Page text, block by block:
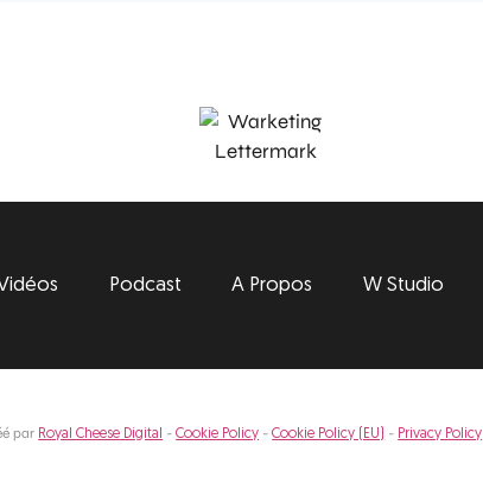
Podcast A Propos W Studio
par Royal Cheese Digital -Cookie Policy -Cookie Policy (EU) - Privacy Policy